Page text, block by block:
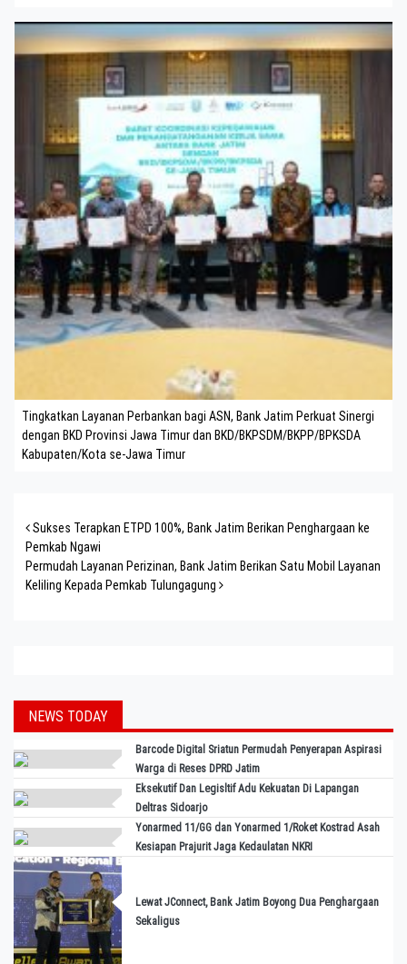
Tingkatkan Layanan Perbankan bagi ASN, Bank Jatim Perkuat Sinergi
dengan BKD Provinsi Jawa Timur dan BKD/BKPSDM/BKPP/BPKSDA
Kabupaten/Kota se-Jawa Timur
Post navigation
Sukses Terapkan ETPD 100%, Bank Jatim Berikan Penghargaan ke
Pemkab Ngawi
Permudah Layanan Perizinan, Bank Jatim Berikan Satu Mobil Layanan
Keliling Kepada Pemkab Tulungagung
NEWS TODAY
Barcode Digital Sriatun Permudah Penyerapan Aspirasi
Warga di Reses DPRD Jatim
Eksekutif Dan Legisltif Adu Kekuatan Di Lapangan
Deltras Sidoarjo
Yonarmed 11/GG dan Yonarmed 1/Roket Kostrad Asah
Kesiapan Prajurit Jaga Kedaulatan NKRI
Lewat JConnect, Bank Jatim Boyong Dua Penghargaan
Sekaligus